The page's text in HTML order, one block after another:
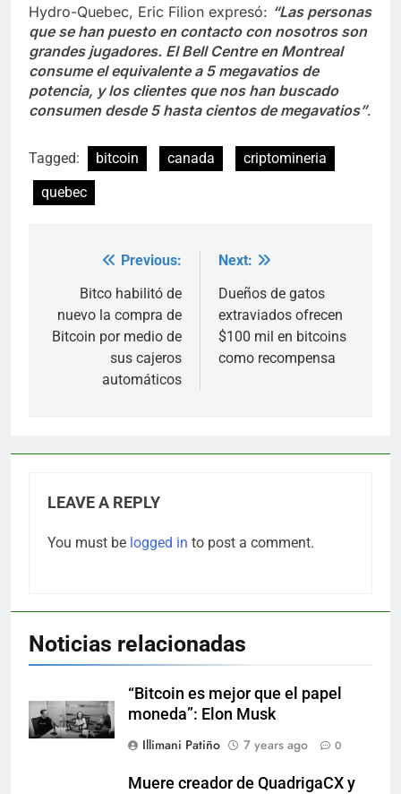
Hydro-Quebec, Eric Filion expresó: “Las personas
que se han puesto en contacto con nosotros son
grandes jugadores. El Bell Centre en Montreal
consume el equivalente a 5 megavatios de
potencia, y los clientes que nos han buscado
consumen desde 5 hasta cientos de megavatios”.
Tagged: bitcoin canada
criptomineria
quebec
navigation
Previous:
Bitco habilitó de
nuevo la compra de
Bitcoin por medio de
sus cajeros
automáticos
Next:
Dueños de gatos
extraviados ofrecen
$100 mil en bitcoins
como recompensa
LEAVE A REPLY
You must be logged in to post a comment.
Noticias relacionadas
“Bitcoin es mejor que el papel
moneda”: Elon Musk
Illimani Patiño
7 years ago 0
Muere creador de QuadrigaCX y